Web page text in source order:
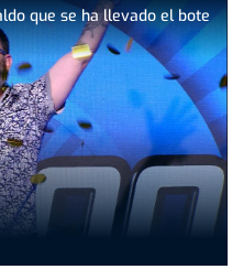
que se ha llevado el bote